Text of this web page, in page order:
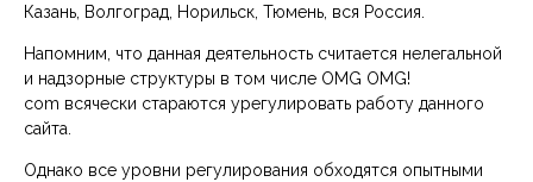
Казань, Волгоград, Норильск, Тюмень, вся Россия.
Напомним, что данная деятельность считается нелегальной
и надзорные структуры в том числе OMG OMG!
com всячески стараются урегулировать работу данного
сайта.
Однако все уровни регулирования обходятся опытными